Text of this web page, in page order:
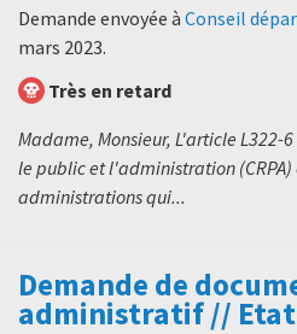
Demande envoyée à Conseil
mars 2023.
Très en retard
Madame, Monsieur, L'article L322-
le public et l'administration
administrations qui...
Demande de
administratif //